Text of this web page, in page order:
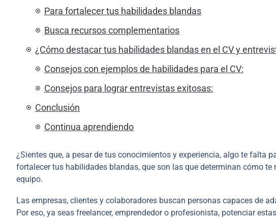
Para fortalecer tus habilidades blandas
Busca recursos complementarios
¿Cómo destacar tus habilidades blandas en el CV y
Consejos con ejemplos de habilidades para el CV:
Consejos para lograr entrevistas exitosas:
Conclusión
Continua aprendiendo
¿Sientes que, a pesar de tus conocimientos y experiencia, algo te falta
fortalecer tus habilidades blandas, que son las que determinan cómo
equipo.
Las empresas, clientes y colaboradores buscan personas capaces de
Por eso, ya seas freelancer, emprendedor o profesionista, potenciar